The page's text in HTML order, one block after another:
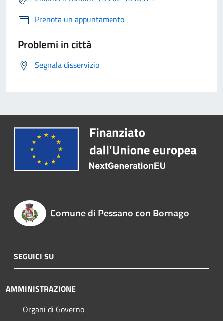
Prenota un appuntamento
Problemi in città
Segnala disservizio
Comune di Pessano con Bornago
SEGUICI SU
AMMINISTRAZIONE
Organi di Governo